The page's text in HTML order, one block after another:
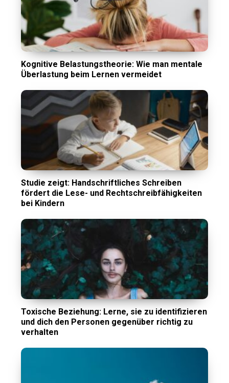
Kognitive Belastungstheorie: Wie man mentale
Überlastung beim Lernen vermeidet
Studie zeigt: Handschriftliches Schreiben
fördert die Lese- und Rechtschreibfähigkeiten
bei Kindern
Toxische Beziehung: Lerne, sie zu identifizieren
und dich den Personen gegenüber richtig zu
verhalten